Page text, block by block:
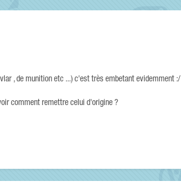
, de munition etc ...) c'est très embetant evidemment :/
comment remettre celui d'origine ?